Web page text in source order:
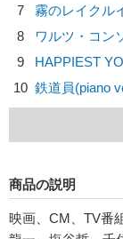
7
霧のレイクル
8
ワルツ・コン
9
HAPPIEST
10 鉄道員(piano
商品の説明
映画、CM、TV番